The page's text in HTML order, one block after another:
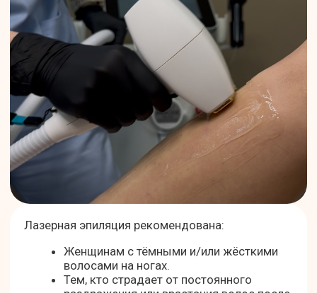
За 3–4 недели исключить любые
способы удаления волос с
корнем (воск, шугаринг,
эпилятор).
За 10–14 дней отказаться от
загара и посещения солярия.
ногах бритвой или использовать
длина волоса была
минимальной.
ПОДГОТОВКА К ПРОЦЕДУРЕ
ЭПИЛЯЦИИ ЛАЗЕРОМ НОГ